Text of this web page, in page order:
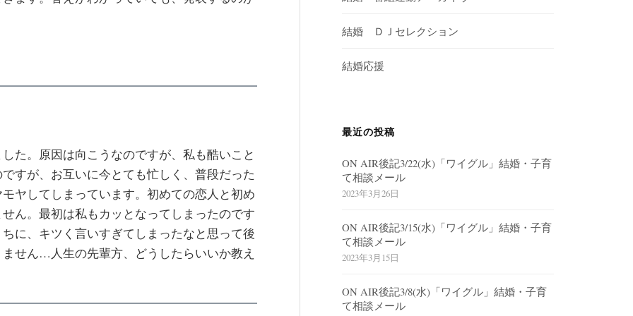
た。原因は向こうなのですが、私も酷いこと
すが、お互いに今とても忙しく、普段だった
ヤしてしまっています。初めての恋人と初め
ん。最初は私もカッとなってしまったのです
に、キツく言いすぎてしまったなと思って後
せん…人生の先輩方、どうしたらいいか教え
結婚 ＤＪセレクション
結婚応援
最近の投稿
ON AIR後記3/22(水)「ワイグル」結婚・子育
て相談メール
2023年3月26日
ON AIR後記3/15(水)「ワイグル」結婚・子育
て相談メール
2023年3月15日
ON AIR後記3/8(水)「ワイグル」結婚・子育
て相談メール